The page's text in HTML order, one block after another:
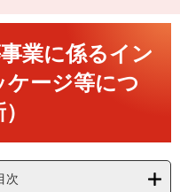
業に係るイン
ージ等につ
次